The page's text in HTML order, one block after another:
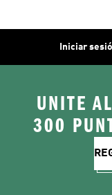
Iniciar
UNITE
300